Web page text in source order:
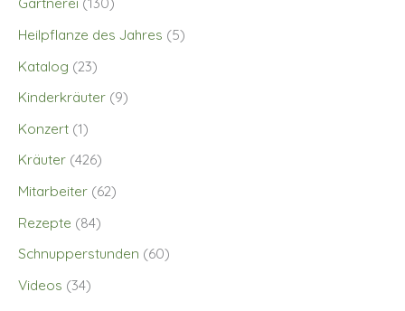
Heilpflanze des Jahres (5)
Katalog (23)
Kinderkräuter (9)
Konzert (1)
Kräuter (426)
Mitarbeiter (62)
Rezepte (84)
Schnupperstunden (60)
Videos (34)